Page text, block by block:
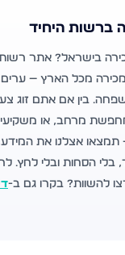
ברשות היחיד
בישראל? אתר
מכל הארץ — ערים,
בין אם אתם זוג
מרחב, או
אצלנו את המידע,
הסחות ובלי לחץ.
להשוות? בקרו גם ב-